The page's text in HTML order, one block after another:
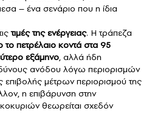
– ένα σενάριο που η ίδια
τιμές της ενέργειας. Η τράπεζα
το πετρέλαιο κοντά στα 95
εξάμηνο, αλλά ήδη
ανόδου λόγω περιορισμών
μέτρων περιορισμού της
η επιβάρυνση στην
θεωρείται σχεδόν